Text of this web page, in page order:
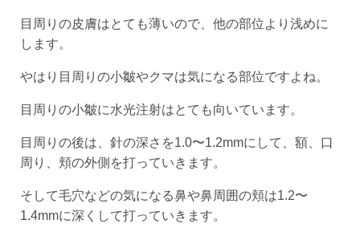
目周りの皮膚はとても薄いので、他の部位より浅めに
します。
やはり目周りの小皺やクマは気になる部位ですよね。
目周りの小皺に水光注射はとても向いています。
目周りの後は、針の深さを1.0〜1.2mmにして、額、口
周り、頬の外側を打っていきます。
そして毛穴などの気になる鼻や鼻周囲の頬は1.2〜
1.4mmに深くして打っていきます。